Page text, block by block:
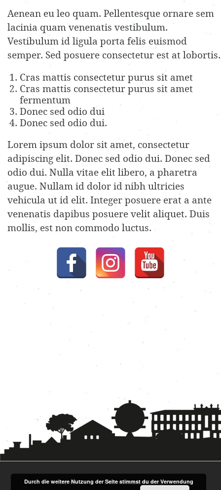
Aenean eu leo quam. Pellentesque ornare sem
lacinia quam venenatis vestibulum.
Vestibulum id ligula porta felis euismod
semper. Sed posuere consectetur est at lobortis.
Cras mattis consectetur purus sit amet
Cras mattis consectetur purus sit amet
fermentum
Donec sed odio dui
Donec sed odio dui.
Lorem ipsum dolor sit amet, consectetur
adipiscing elit. Donec sed odio dui. Donec sed
odio dui. Nulla vitae elit libero, a pharetra
augue. Nullam id dolor id nibh ultricies
vehicula ut id elit. Integer posuere erat a ante
venenatis dapibus posuere velit aliquet. Duis
mollis, est non commodo luctus.
Impressum Datenschutzerklärung
Durch die weitere Nutzung der Seite stimmst du der Verwendung